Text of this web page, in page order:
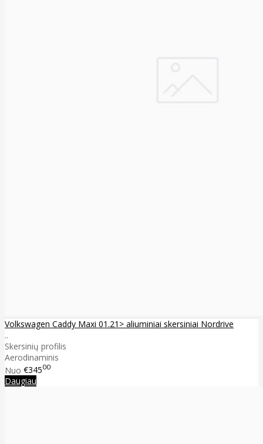
Volkswagen Caddy Maxi 01.21> aliuminiai skersiniai Nordrive
..
Skersinių profilis
Aerodinaminis
Nuo €34500
Daugiau